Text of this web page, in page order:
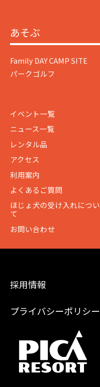
あそぶ
Family DAY CAMP SITE
パークゴルフ
イベント一覧
ニュース一覧
レンタル品
アクセス
利用案内
よくあるご質問
ほじょ犬の受け入れについ
て
お問い合わせ
採用情報
プライバシーポリシー